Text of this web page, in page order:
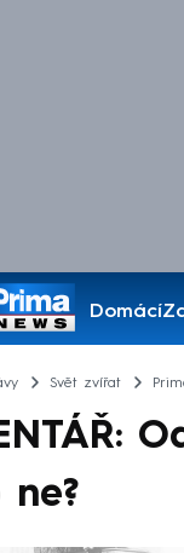
Domácí
Pořady
Svět zvířat
ne?